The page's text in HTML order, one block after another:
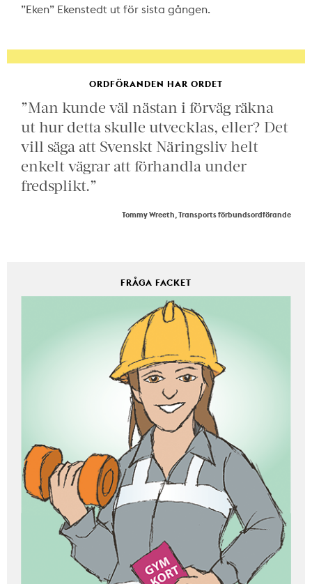
”Eken” Ekenstedt ut för sista gången.
ORDFÖRANDEN HAR ORDET
”Man kunde väl nästan i förväg räkna
ut hur detta skulle utvecklas, eller? Det
vill säga att Svenskt Näringsliv helt
enkelt vägrar att förhandla under
fredsplikt.”
Tommy Wreeth, Transports förbundsordförande
FRÅGA FACKET